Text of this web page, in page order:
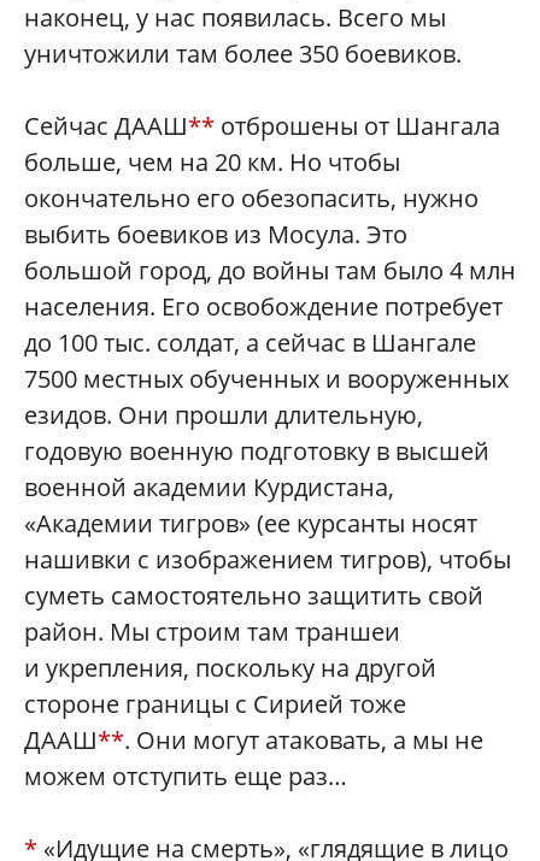
наконец, у нас появилась. Всего мы
уничтожили там более 350 боевиков.
Сейчас ДААШ** отброшены от Шангала
больше, чем на 20 км. Но чтобы
окончательно его обезопасить, нужно
выбить боевиков из Мосула. Это
большой город, до войны там было 4 млн
населения. Его освобождение потребует
до 100 тыс. солдат, а сейчас в Шангале
7500 местных обученных и вооруженных
езидов. Они прошли длительную,
годовую военную подготовку в высшей
военной академии Курдистана,
«Академии тигров» (ее курсанты носят
нашивки с изображением тигров), чтобы
суметь самостоятельно защитить свой
район. Мы строим там траншеи
и укрепления, поскольку на другой
стороне границы с Сирией тоже
ДААШ**. Они могут атаковать, а мы не
можем отступить еще раз…
* «Идущие на смерть», «глядящие в лицо